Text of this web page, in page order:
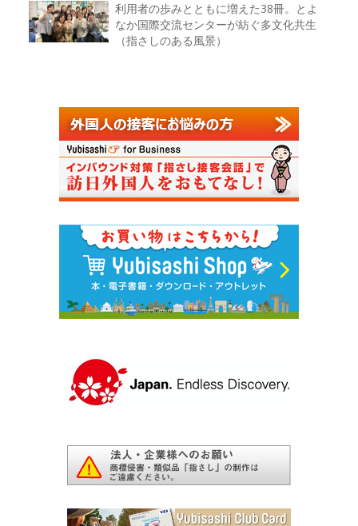
利用者の歩みとともに増えた38冊。とよ
なか国際交流センターが紡ぐ多文化共生
（指さしのある風景）